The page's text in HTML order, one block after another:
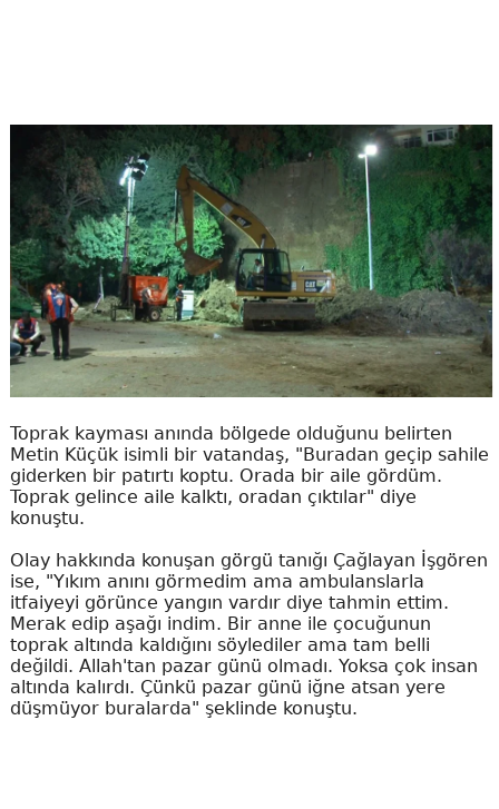
Toprak kayması anında bölgede olduğunu belirten
Metin Küçük isimli bir vatandaş, "Buradan geçip sahile
giderken bir patırtı koptu. Orada bir aile gördüm.
Toprak gelince aile kalktı, oradan çıktılar" diye
konuştu.
Olay hakkında konuşan görgü tanığı Çağlayan İşgören
ise, "Yıkım anını görmedim ama ambulanslarla
itfaiyeyi görünce yangın vardır diye tahmin ettim.
Merak edip aşağı indim. Bir anne ile çocuğunun
toprak altında kaldığını söylediler ama tam belli
değildi. Allah'tan pazar günü olmadı. Yoksa çok insan
altında kalırdı. Çünkü pazar günü iğne atsan yere
düşmüyor buralarda" şeklinde konuştu.